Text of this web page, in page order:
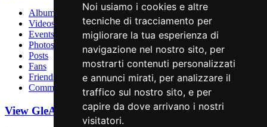
Noi usiamo i cookies e altre
tecniche di tracciamento per
migliorare la tua esperienza di
navigazione nel nostro sito, per
mostrarti contenuti personalizzati
e annunci mirati, per analizzare il
traffico sul nostro sito, e per
capire da dove arrivano i nostri
visitatori.
Albums
Videos
Events
Photos
Posts
Fans
Friends
Comments
View GleAM Records ProfileComments